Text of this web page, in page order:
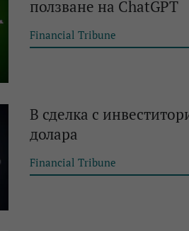
ползване на ChatGPT
Financial Tribune
В сделка с
долара
Financial Tribune